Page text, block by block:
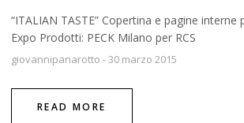
“ITALIAN TASTE” Copertina e pagine interne
Expo Prodotti: PECK Milano per RCS
giovannipanarotto -30 marzo 2015
READ MORE